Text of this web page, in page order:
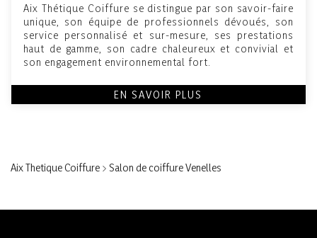
Aix Thétique Coiffure se distingue par son savoir-faire
unique, son équipe de professionnels dévoués, son
service personnalisé et sur-mesure, ses prestations
haut de gamme, son cadre chaleureux et convivial et
son engagement environnemental fort.
EN SAVOIR PLUS
Aix Thetique Coiffure > Salon de coiffure Venelles